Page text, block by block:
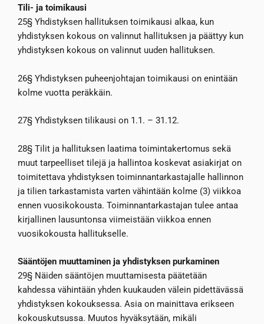
Tili- ja toimikausi
25§ Yhdistyksen hallituksen toimikausi alkaa, kun
yhdistyksen kokous on valinnut hallituksen ja päättyy kun
yhdistyksen kokous on valinnut uuden hallituksen.
26§ Yhdistyksen puheenjohtajan toimikausi on enintään
kolme vuotta peräkkäin.
27§ Yhdistyksen tilikausi on 1.1. – 31.12.
28§ Tilit ja hallituksen laatima toimintakertomus sekä
muut tarpeelliset tilejä ja hallintoa koskevat asiakirjat on
toimitettava yhdistyksen toiminnantarkastajalle hallinnon
ja tilien tarkastamista varten vähintään kolme (3) viikkoa
ennen vuosikokousta. Toiminnantarkastajan tulee antaa
kirjallinen lausuntonsa viimeistään viikkoa ennen
vuosikokousta hallitukselle.
Sääntöjen muuttaminen ja yhdistyksen purkaminen
29§ Näiden sääntöjen muuttamisesta päätetään
kahdessa vähintään yhden kuukauden välein pidettävässä
yhdistyksen kokouksessa. Asia on mainittava erikseen
kokouskutsussa. Muutos hyväksytään, mikäli